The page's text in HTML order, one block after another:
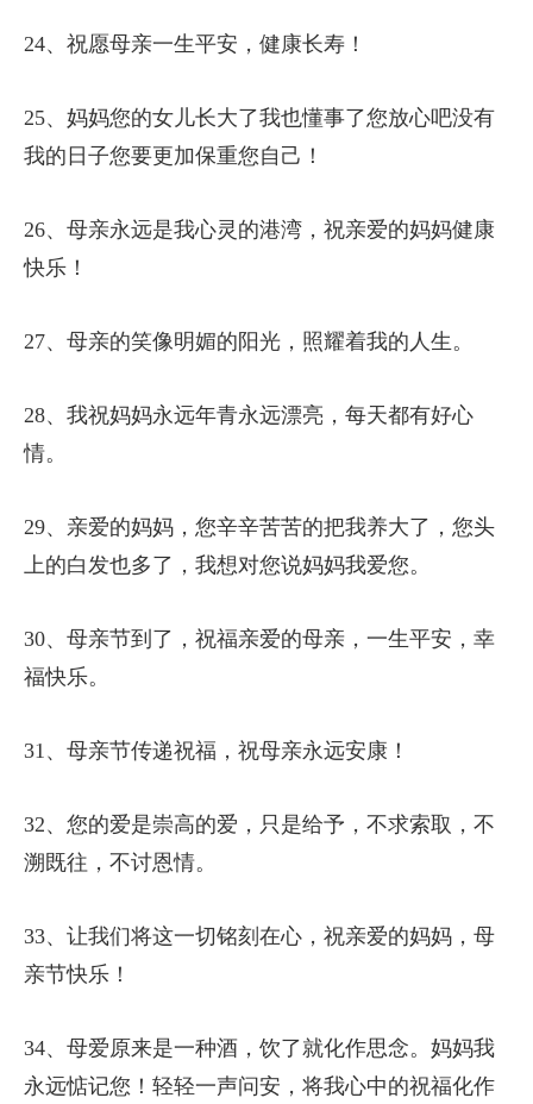
24、祝愿母亲一生平安，健康长寿！
25、妈妈您的女儿长大了我也懂事了您放心吧没有
我的日子您要更加保重您自己！
26、母亲永远是我心灵的港湾，祝亲爱的妈妈健康
快乐！
27、母亲的笑像明媚的阳光，照耀着我的人生。
28、我祝妈妈永远年青永远漂亮，每天都有好心
情。
29、亲爱的妈妈，您辛辛苦苦的把我养大了，您头
上的白发也多了，我想对您说妈妈我爱您。
30、母亲节到了，祝福亲爱的母亲，一生平安，幸
福快乐。
31、母亲节传递祝福，祝母亲永远安康！
32、您的爱是崇高的爱，只是给予，不求索取，不
溯既往，不讨恩情。
33、让我们将这一切铭刻在心，祝亲爱的妈妈，母
亲节快乐！
34、母爱原来是一种酒，饮了就化作思念。妈妈我
永远惦记您！轻轻一声问安，将我心中的祝福化作